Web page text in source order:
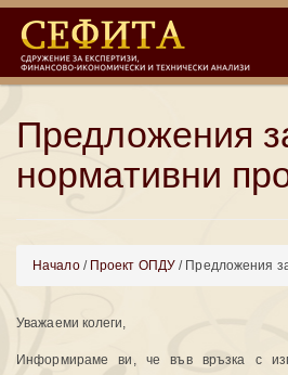
Предложения
нормативни
Начало/ Проект ОПДУ / Предложения
Уважаеми колеги,
Информираме ви, че във връзка с